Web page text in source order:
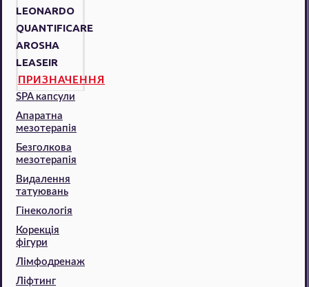
LEONARDO
QUANTIFICARE
AROSHA
LEASEIR
ПРИЗНАЧЕННЯ
SPA капсули
Апаратна
мезотерапія
Безголкова
мезотерапія
Видалення
татуювань
Гінекологія
Корекція
фігури
Лімфодренаж
Ліфтинг